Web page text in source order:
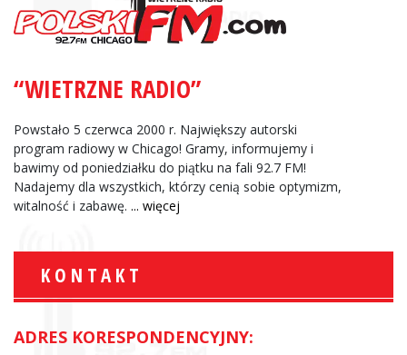
“WIETRZNE RADIO”
Powstało 5 czerwca 2000 r. Największy autorski
program radiowy w Chicago! Gramy, informujemy i
bawimy od poniedziałku do piątku na fali 92.7 FM!
Nadajemy dla wszystkich, którzy cenią sobie optymizm,
witalność i zabawę. ... więcej
KONTAKT
ADRES KORESPONDENCYJNY: